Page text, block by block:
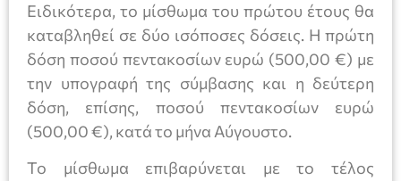
Ειδικότερα, το μίσθωμα του πρώτου έτους θα
καταβληθεί σε δύο ισόποσες δόσεις. Η πρώτη
δόση ποσού πεντακοσίων ευρώ (500,00 €) με
την υπογραφή της σύμβασης και η δεύτερη
δόση, επίσης, ποσού πεντακοσίων ευρώ
(500,00 €), κατά το μήνα Αύγουστο.
Το μίσθωμα επιβαρύνεται με το τέλος